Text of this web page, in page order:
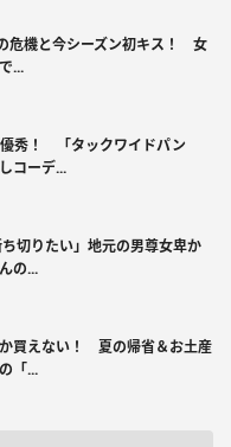
危機と今シーズン初キス！ 女
...
秀！ 「タックワイドパン
コーデ...
ち切りたい」地元の男尊女卑か
の...
買えない！ 夏の帰省＆お土産
「...